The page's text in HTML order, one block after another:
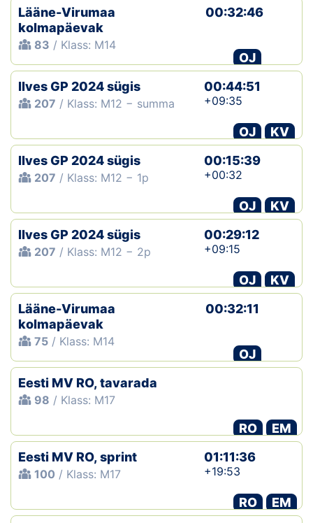
Lääne-Virumaa
kolmapäevak
83 / Klass: M14
00:32:46
OJ
Ilves GP 2024 sügis
207 / Klass: M12 − summa
00:44:51
+09:35
OJ
KV
Ilves GP 2024 sügis
207 / Klass: M12 − 1p
00:15:39
+00:32
OJ
KV
Ilves GP 2024 sügis
207 / Klass: M12 − 2p
00:29:12
+09:15
OJ
KV
Lääne-Virumaa
kolmapäevak
75 / Klass: M14
00:32:11
OJ
Eesti MV RO, tavarada
98 / Klass: M17
RO
EM
Eesti MV RO, sprint
100 / Klass: M17
01:11:36
+19:53
RO
EM